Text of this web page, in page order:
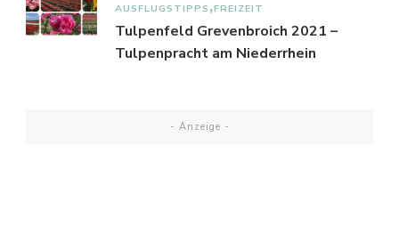
AUSFLUGSTIPPS FREIZEIT
Tulpenfeld Grevenbroich 2021 –
Tulpenpracht am Niederrhein
- Anzeige -